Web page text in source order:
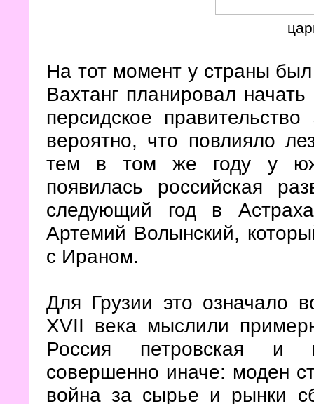
На тот момент у страны
Вахтанг планировал
персидское
вероятно, что повлияло
тем в том же году у
появилась российская
следующий год в
Артемий Волынский,
с Ираном.
Для Грузии это означало
XVII века мыслили
Россия петровская и
совершенно иначе: моден
война за сырье и рынки